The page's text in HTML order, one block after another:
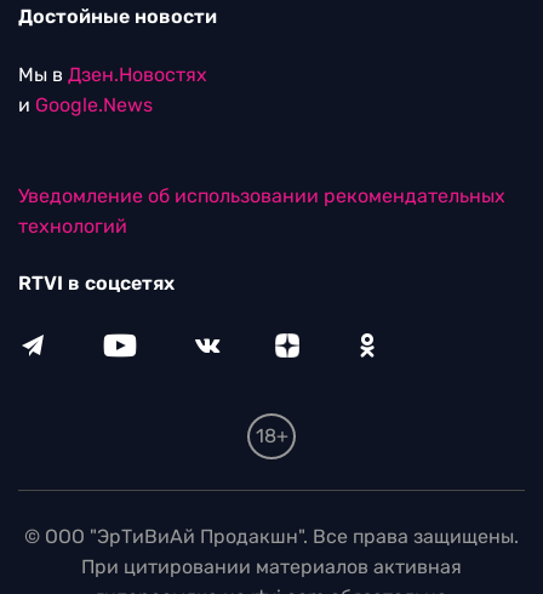
Достойные новости
Мы в Дзен.Новостях
и Google.News
Уведомление об использовании рекомендательных
технологий
RTVI в соцсетях
18+
© ООО "ЭрТиВиАй Продакшн". Все права защищены.
При цитировании материалов активная